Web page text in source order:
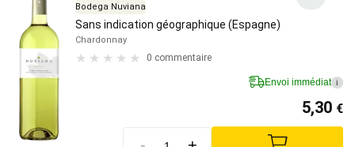
Bodega Nuviana
Sans indication géographique (Espagne)
Chardonnay
0 commentaire
Envoi immédiat i
5,30 €